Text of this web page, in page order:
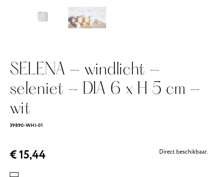
SELENA - windlicht -
seleniet - DIA 6 x H 5 cm -
wit
39890-WHI-01
€ 15,44 Direct beschikbaar.